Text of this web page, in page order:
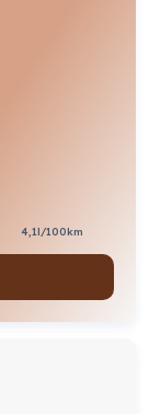
4,1l/100km